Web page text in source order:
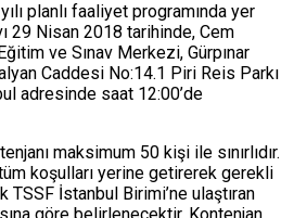
planlı faaliyet programında yer
29 Nisan 2018 tarihinde, Cem
ve Sınav Merkezi, Gürpınar
Caddesi No:14.1 Piri Reis Parkı
adresinde saat 12:00’de
maksimum 50 kişi ile sınırlıdır.
koşulları yerine getirerek gerekli
İstanbul Birimi’ne ulaştıran